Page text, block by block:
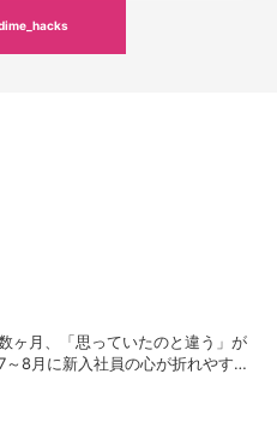
ヶ月、「思っていたのと違う」が
～8月に新入社員の心が折れやす